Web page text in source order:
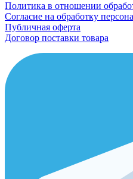
Политика в отношении
Согласие на обработку
Публичная оферта
Договор поставки товара